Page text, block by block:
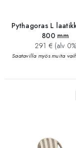
Pythagoras L
800 mm
291 € (alv
Saatavilla myös muita